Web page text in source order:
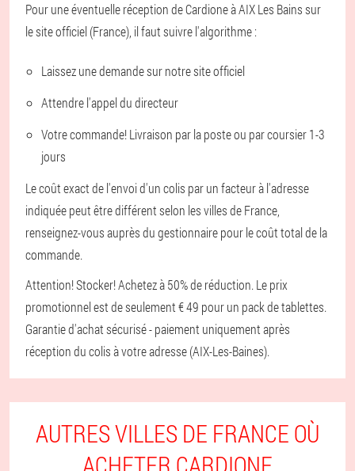
Pour une éventuelle réception de Cardione à AIX Les Bains sur
le site officiel (France), il faut suivre l'algorithme :
Laissez une demande sur notre site officiel
Attendre l'appel du directeur
Votre commande! Livraison par la poste ou par coursier 1-3
jours
Le coût exact de l'envoi d'un colis par un facteur à l'adresse
indiquée peut être différent selon les villes de France,
renseignez-vous auprès du gestionnaire pour le coût total de la
commande.
Attention! Stocker! Achetez à 50% de réduction. Le prix
promotionnel est de seulement € 49 pour un pack de tablettes.
Garantie d'achat sécurisé - paiement uniquement après
réception du colis à votre adresse (AIX-Les-Baines).
AUTRES VILLES DE FRANCE OÙ